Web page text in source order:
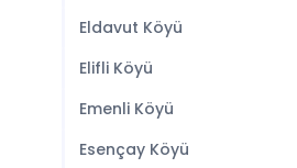
Eldavut Köyü
Elifli Köyü
Emenli Köyü
Esençay Köyü